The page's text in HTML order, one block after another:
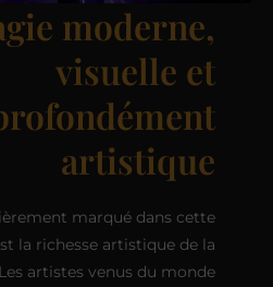
moderne,
visuelle et
artistique
marqué dans cette
la richesse artistique de la
artistes venus du monde